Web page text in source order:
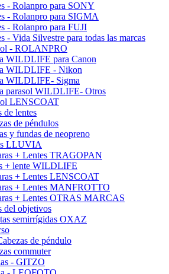
- Rolanpro para SONY
- Rolanpro para SIGMA
- Rolanpro para FUJI
- Vida Silvestre para todas las marcas
- ROLANPRO
WILDLIFE para Canon
WILDLIFE - Nikon
WILDLIFE- Sigma
parasol WILDLIFE- Otros
LENSCOAT
de lentes
de péndulos
y fundas de neopreno
LLUVIA
+ Lentes TRAGOPAN
+ lente WILDLIFE
+ Lentes LENSCOAT
+ Lentes MANFROTTO
+ Lentes OTRAS MARCAS
del objetivos
semirrígidas OXAZ
de péndulo
commuter
- GITZO